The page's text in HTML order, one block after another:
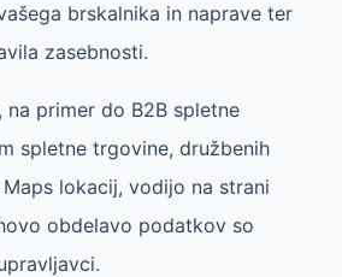
brskalnika in naprave ter
zasebnosti.
na primer do B2B spletne
spletne trgovine, družbenih
lokacij, vodijo na strani
obdelavo podatkov so